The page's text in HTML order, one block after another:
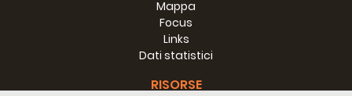
Mappa
Focus
Links
Dati statistici
RISORSE